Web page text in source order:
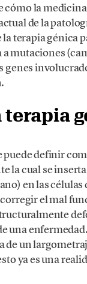
cómo la
de la
terapia génica
mutaciones
genes
terapia
puede definir
la cual se
en las células
el mal
una
de un
ya es una